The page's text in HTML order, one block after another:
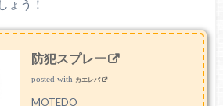
ょう！
防犯スプレー
posted with カエレバ
MOTEDO